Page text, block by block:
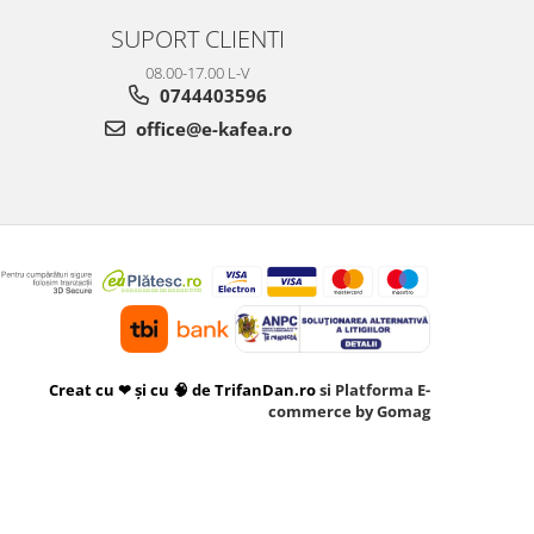
SUPORT CLIENTI
08.00-17.00 L-V
0744403596
office@e-kafea.ro
Creat cu ❤ și cu 🧠 de TrifanDan.rosi Platforma E-
commerce by Gomag